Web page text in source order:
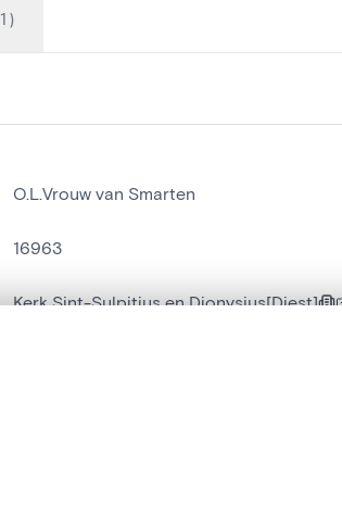
O.L.Vrouw van Smarten
16963
Kerk Sint-Sulpitius en Dionysius[Diest]